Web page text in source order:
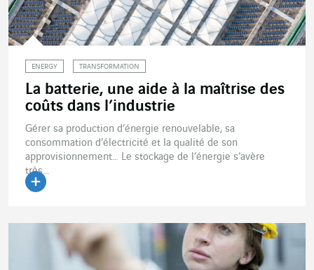
ENERGY TRANSFORMATION
La batterie, une aide à la maîtrise des
coûts dans l’industrie
Gérer sa production d’énergie renouvelable, sa
consommation d’électricité et la qualité de son
approvisionnement… Le stockage de l’énergie s’avère
très...